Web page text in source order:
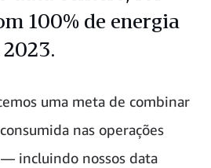
100% de energia
uma meta de combinar
nas operações
incluindo nossos data